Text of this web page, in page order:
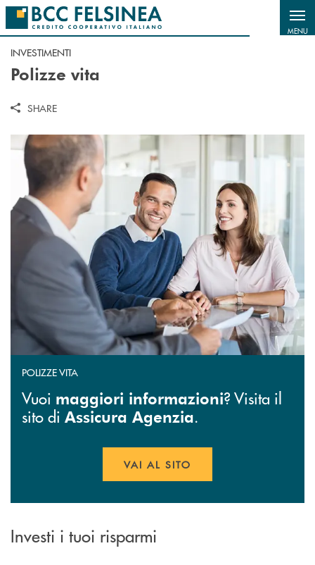
Salta al contenuto principale
MENU
INVESTIMENTI
Polizze vita
SHARE
POLIZZE VITA
Vuoi maggiori informazioni?Visita il
sito di Assicura Agenzia.
VAI AL SITO
Investi i tuoi risparmi